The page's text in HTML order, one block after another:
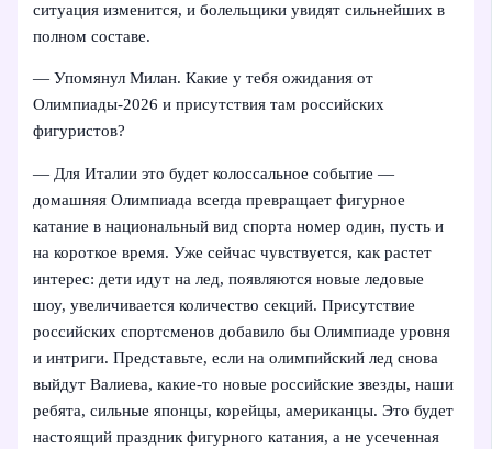
ситуация изменится, и болельщики увидят сильнейших в
полном составе.
— Упомянул Милан. Какие у тебя ожидания от
Олимпиады-2026 и присутствия там российских
фигуристов?
— Для Италии это будет колоссальное событие —
домашняя Олимпиада всегда превращает фигурное
катание в национальный вид спорта номер один, пусть и
на короткое время. Уже сейчас чувствуется, как растет
интерес: дети идут на лед, появляются новые ледовые
шоу, увеличивается количество секций. Присутствие
российских спортсменов добавило бы Олимпиаде уровня
и интриги. Представьте, если на олимпийский лед снова
выйдут Валиева, какие-то новые российские звезды, наши
ребята, сильные японцы, корейцы, американцы. Это будет
настоящий праздник фигурного катания, а не усеченная